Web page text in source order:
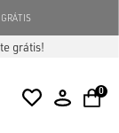
grátis!
0